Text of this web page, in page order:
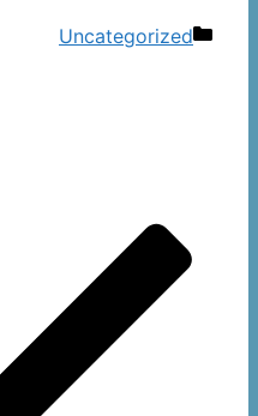
دسته‌ها
Uncategorized